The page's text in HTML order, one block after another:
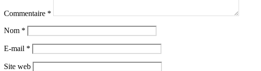
Commentaire *
Nom *
E-mail *
Site web